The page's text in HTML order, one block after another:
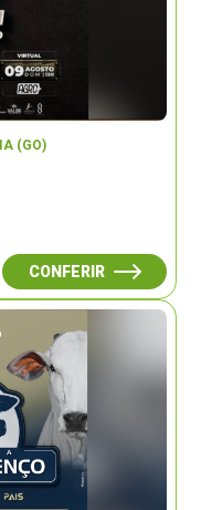
(GO)
CONFERIR